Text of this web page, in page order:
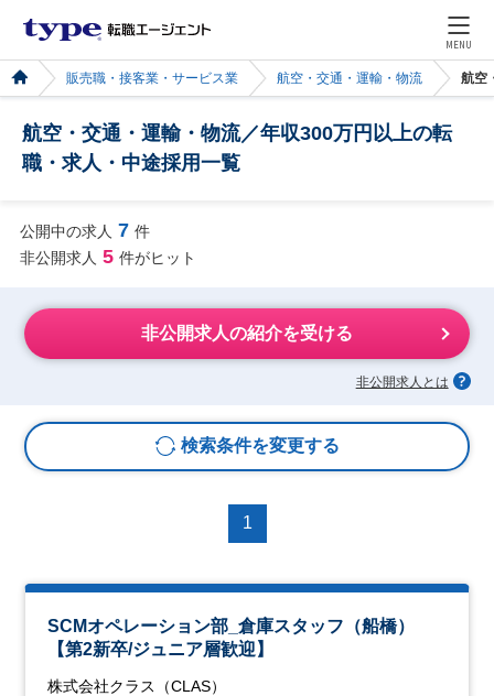
MENU
販売職・接客業・サービス業 航空・交通・運輸・物流 航空
航空・交通・運輸・物流／年収300万円以上の転
職・求人・中途採用一覧
公開中の求人 7 件
非公開求人 5 件がヒット
非公開求人の紹介を受ける
非公開求人とは
検索条件を変更する
1
SCMオペレーション部_倉庫スタッフ（船橋）
【第2新卒/ジュニア層歓迎】
株式会社クラス（CLAS）